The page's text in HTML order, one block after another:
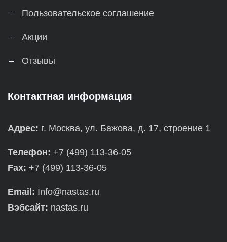
Пользовательское соглашение
Акции
Отзывы
Контактная информация
Адрес: г. Москва, ул. Бажова, д. 17, строение 1
Телефон: +7 (499) 113-36-05
Fax: +7 (499) 113-36-05
Email: Info@nastas.ru
Вэбсайт: nastas.ru